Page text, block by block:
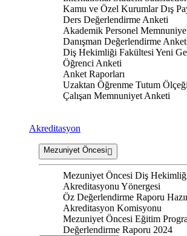
Kamu ve Özel Kurumlar Dış
Ders Değerlendirme Anketi
Akademik Personel
Danışman Değerlendirme
Diş Hekimliği Fakültesi Yeni
Öğrenci Anketi
Anket Raporları
Uzaktan Öğrenme Tutum Ölçeği
Çalışan Memnuniyet Anketi
Akreditasyon
Mezuniyet Öncesi
Mezuniyet Öncesi Diş
Akreditasyonu Yönergesi
Öz Değerlendirme Raporu
Akreditasyon Komisyonu
Mezuniyet Öncesi Eğitim
Değerlendirme Raporu 2024